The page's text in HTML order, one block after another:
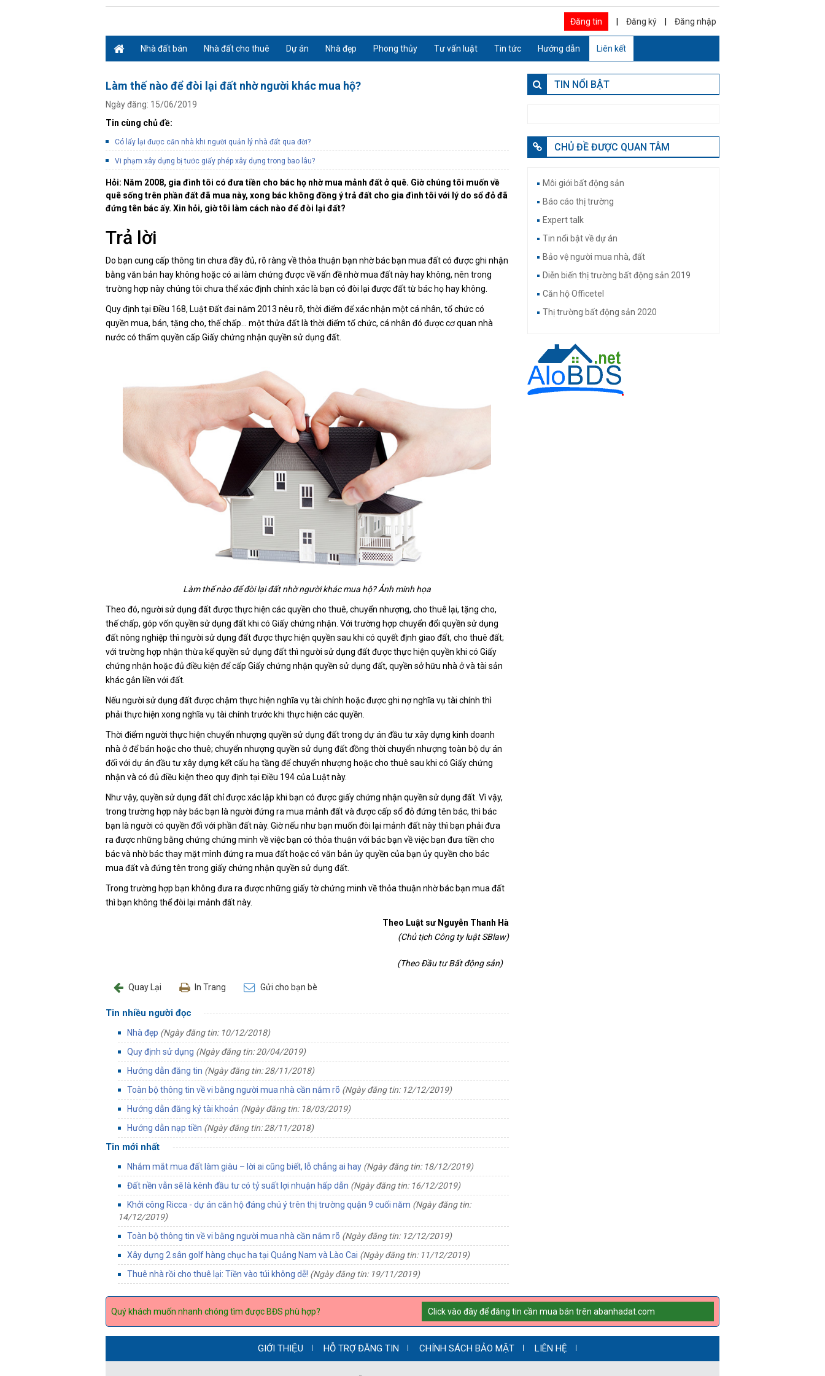
Đăng tin Đăng ký Đăng nhập
Nhà đất bán Nhà đất cho thuê Dự án Nhà đẹp Phong thủy Tư vấn luật Tin tức Hướng dẫn Liên kết
Làm thế nào để đòi lại đất nhờ người khác mua hộ?
Ngày đăng: 15/06/2019
Tin cùng chủ đề:
Có lấy lại được căn nhà khi người quản lý nhà đất qua đời?
Vi phạm xây dựng bị tước giấy phép xây dựng trong bao lâu?
Hỏi: Năm 2008, gia đình tôi có đưa tiền cho bác họ nhờ mua mảnh đất ở quê. Giờ chúng tôi muốn về
quê sống trên phần đất đã mua này, xong bác không đồng ý trả đất cho gia đình tôi với lý do sổ đỏ đã
đứng tên bác ấy. Xin hỏi, giờ tôi làm cách nào để đòi lại đất?
Trả lời
Do bạn cung cấp thông tin chưa đầy đủ, rõ ràng về thỏa thuận bạn nhờ bác bạn mua đất có được ghi nhận
bằng văn bản hay không hoặc có ai làm chứng được về vấn đề nhờ mua đất này hay không, nên trong
trường hợp này chúng tôi chưa thể xác định chính xác là bạn có đòi lại được đất từ bác họ hay không.
Quy định tại Điều 168, Luật Đất đai năm 2013 nêu rõ, thời điểm để xác nhận một cá nhân, tổ chức có
quyền mua, bán, tặng cho, thế chấp... một thửa đất là thời điểm tổ chức, cá nhân đó được cơ quan nhà
nước có thẩm quyền cấp Giấy chứng nhận quyền sử dụng đất.
Làm thế nào để đòi lại đất nhờ người khác mua hộ? Ảnh minh họa
Theo đó, người sử dụng đất được thực hiện các quyền cho thuê, chuyển nhượng, cho thuê lại, tặng cho,
thế chấp, góp vốn quyền sử dụng đất khi có Giấy chứng nhận. Với trường hợp chuyển đổi quyền sử dụng
đất nông nghiệp thì người sử dụng đất được thực hiện quyền sau khi có quyết định giao đất, cho thuê đất;
với trường hợp nhận thừa kế quyền sử dụng đất thì người sử dụng đất được thực hiện quyền khi có Giấy
chứng nhận hoặc đủ điều kiện để cấp Giấy chứng nhận quyền sử dụng đất, quyền sở hữu nhà ở và tài sản
khác gắn liền với đất.
Nếu người sử dụng đất được chậm thực hiện nghĩa vụ tài chính hoặc được ghi nợ nghĩa vụ tài chính thì
phải thực hiện xong nghĩa vụ tài chính trước khi thực hiện các quyền.
Thời điểm người thực hiện chuyển nhượng quyền sử dụng đất trong dự án đầu tư xây dựng kinh doanh
nhà ở để bán hoặc cho thuê; chuyển nhượng quyền sử dụng đất đồng thời chuyển nhượng toàn bộ dự án
đối với dự án đầu tư xây dựng kết cấu hạ tầng để chuyển nhượng hoặc cho thuê sau khi có Giấy chứng
nhận và có đủ điều kiện theo quy định tại Điều 194 của Luật này.
Như vậy, quyền sử dụng đất chỉ được xác lập khi bạn có được giấy chứng nhận quyền sử dụng đất. Vì vậy,
trong trường hợp này bác bạn là người đứng ra mua mảnh đất và được cấp sổ đỏ đứng tên bác, thì bác
bạn là người có quyền đối với phần đất này. Giờ nếu như bạn muốn đòi lại mảnh đất này thì bạn phải đưa
ra được những bằng chứng chứng minh về việc bạn có thỏa thuận với bác bạn về việc bạn đưa tiền cho
bác và nhờ bác thay mặt mình đứng ra mua đất hoặc có văn bản ủy quyền của bạn ủy quyền cho bác
mua đất và đứng tên trong giấy chứng nhận quyền sử dụng đất.
Trong trường hợp bạn không đưa ra được những giấy tờ chứng minh về thỏa thuận nhờ bác bạn mua đất
thì bạn không thể đòi lại mảnh đất này.
Theo ​Luật sư Nguyễn Thanh Hà
(Chủ tịch Công ty luật SBlaw)
(Theo Đầu tư Bất động sản)
Quay Lại In Trang Gửi cho bạn bè
Tin nhiều người đọc
Nhà đẹp (Ngày đăng tin: 10/12/2018)
Quy định sử dụng (Ngày đăng tin: 20/04/2019)
Hướng dẫn đăng tin (Ngày đăng tin: 28/11/2018)
Toàn bộ thông tin về vi bằng người mua nhà cần nắm rõ (Ngày đăng tin: 12/12/2019)
Hướng dẫn đăng ký tài khoản (Ngày đăng tin: 18/03/2019)
Hướng dẫn nạp tiền (Ngày đăng tin: 28/11/2018)
Tin mới nhất
Nhắm mắt mua đất làm giàu – lời ai cũng biết, lỗ chẳng ai hay (Ngày đăng tin: 18/12/2019)
Đất nền vẫn sẽ là kênh đầu tư có tỷ suất lợi nhuận hấp dẫn (Ngày đăng tin: 16/12/2019)
Khởi công Ricca - dự án căn hộ đáng chú ý trên thị trường quận 9 cuối năm (Ngày đăng tin:
14/12/2019)
Toàn bộ thông tin về vi bằng người mua nhà cần nắm rõ (Ngày đăng tin: 12/12/2019)
Xây dựng 2 sân golf hàng chục ha tại Quảng Nam và Lào Cai (Ngày đăng tin: 11/12/2019)
Thuê nhà rồi cho thuê lại: Tiền vào túi không dễ! (Ngày đăng tin: 19/11/2019)
TIN NỔI BẬT
CHỦ ĐỀ ĐƯỢC QUAN TÂM
Môi giới bất động sản
Báo cáo thị trường
Expert talk
Tin nổi bật về dự án
Bảo vệ người mua nhà, đất
Diễn biến thị trường bất động sản 2019
Căn hộ Officetel
Thị trường bất động sản 2020
Quý khách muốn nhanh chóng tìm được BĐS phù hợp? Click vào đây để đăng tin cần mua bán trên abanhadat.com
GIỚI THIỆU HỖ TRỢ ĐĂNG TIN CHÍNH SÁCH BẢO MẬT LIÊN HỆ